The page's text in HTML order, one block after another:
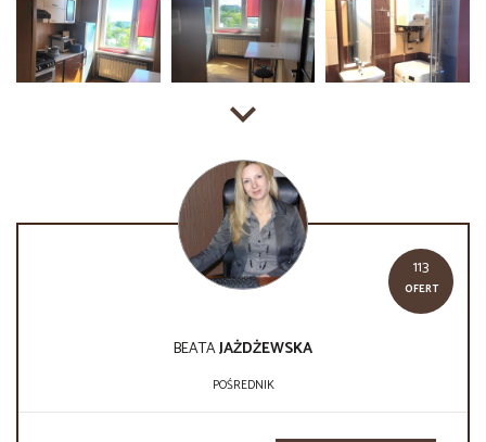
113
OFERT
BEATAJAŻDŻEWSKA
POŚREDNIK